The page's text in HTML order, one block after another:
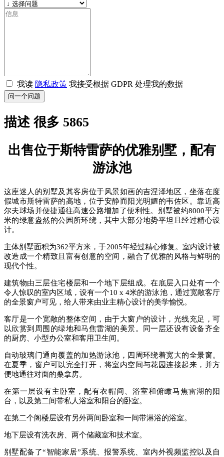
我读 隐私政策 我接受根据 GDPR 处理我的数据
问一个问题
描述 很多 5865
出售位于斯特雷萨的优雅别墅，配有
游泳池
这座迷人的别墅及其客房位于风景如画的吉涅泽地区，坐落在度
假城市斯特雷萨的高地，位于安静而阳光明媚的韦佐区。靠近高
尔夫球场并便捷通往高速公路增加了便利性。别墅被约8000平方
米的绿意盎然的公园所环绕，其中大部分地势平坦且经过精心设
计。
主体别墅面积为362平方米，于2005年经过精心修复。室内设计被
改造成一个精致且富有创意的空间，融合了优雅的风格与鲜明的
现代个性。
建筑物由三层住宅楼层和一个地下层组成。在底层入口处有一个
令人惊叹的室内区域，设有一个10 x 4米的游泳池，通过宽敞客厅
的全景窗户可见，给人带来由业主精心设计的美学愉悦。
客厅是一个宽敞的整体空间，由于大窗户的设计，光线充足，可
以欣赏到周围的绿地和马焦雷湖的美景。同一层还设有设备齐全
的厨房、小型办公室和客用卫生间。
自动玻璃门通向覆盖的加热游泳池，四周环绕着宽大的全景窗。
在夏季，窗户可以完全打开，将室内空间与花园连接起来，并方
便地通往对面的桑拿房。
在第一层设有主卧室，配有衣帽间、浴室和俯瞰马焦雷湖的阳
台，以及第二间带私人浴室和阳台的卧室。
在第二个阁楼层设有另外两间卧室和一间带淋浴的浴室。
地下层设有洗衣房、两个储藏室和技术室。
别墅配备了“智能家居”系统、报警系统、室内外视频监控以及自